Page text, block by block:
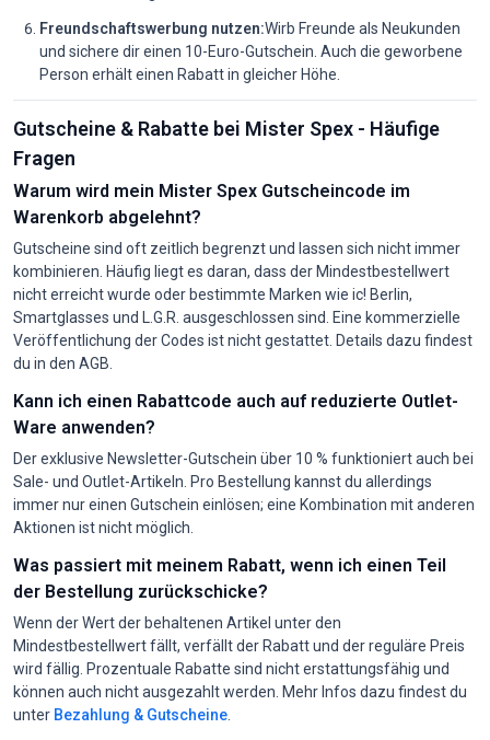
Freundschaftswerbung nutzen:Wirb Freunde als Neukunden
und sichere dir einen 10-Euro-Gutschein. Auch die geworbene
Person erhält einen Rabatt in gleicher Höhe.
Gutscheine & Rabatte bei Mister Spex - Häufige
Fragen
Warum wird mein Mister Spex Gutscheincode im
Warenkorb abgelehnt?
Gutscheine sind oft zeitlich begrenzt und lassen sich nicht immer
kombinieren. Häufig liegt es daran, dass der Mindestbestellwert
nicht erreicht wurde oder bestimmte Marken wie ic! Berlin,
Smartglasses und L.G.R. ausgeschlossen sind. Eine kommerzielle
Veröffentlichung der Codes ist nicht gestattet. Details dazu findest
du in den AGB.
Kann ich einen Rabattcode auch auf reduzierte Outlet-
Ware anwenden?
Der exklusive Newsletter-Gutschein über 10 % funktioniert auch bei
Sale- und Outlet-Artikeln. Pro Bestellung kannst du allerdings
immer nur einen Gutschein einlösen; eine Kombination mit anderen
Aktionen ist nicht möglich.
Was passiert mit meinem Rabatt, wenn ich einen Teil
der Bestellung zurückschicke?
Wenn der Wert der behaltenen Artikel unter den
Mindestbestellwert fällt, verfällt der Rabatt und der reguläre Preis
wird fällig. Prozentuale Rabatte sind nicht erstattungsfähig und
können auch nicht ausgezahlt werden. Mehr Infos dazu findest du
unter Bezahlung & Gutscheine